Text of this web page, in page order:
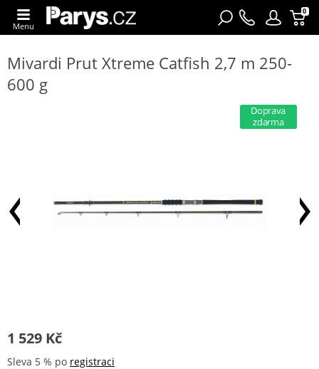
0
Menu
Mivardi Prut Xtreme Catfish 2,7 m 250-
600 g
Doprava
zdarma
1 529 Kč
Sleva 5 % po registraci